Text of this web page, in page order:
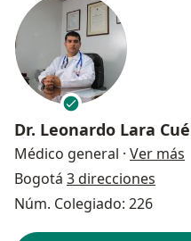
Dr. Leonardo Lara
Médico general · Ver más
Bogotá 3 direcciones
Núm. Colegiado: 226